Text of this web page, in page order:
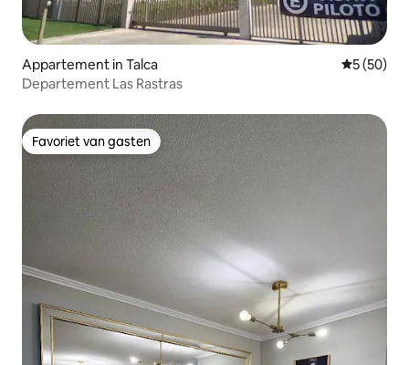
Appartement in Talca
5 (50)
Departement Las Rastras
Favoriet van gasten
Favoriet van gasten